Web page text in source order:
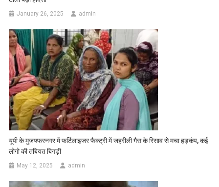
January 26, 2025 admin
यूपी के मुजफ्फरनगर में फर्टिलाइजर फैक्ट्री में जहरीली गैस के रिसाव से मचा हड़कंप, कई
लोगो की तबियत बिगड़ी
May 12, 2025 admin